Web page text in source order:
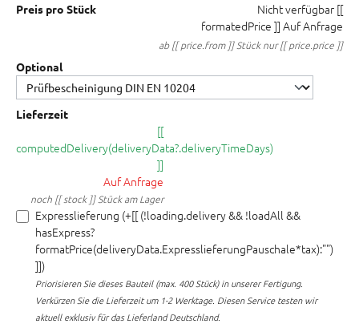
Preis pro Stück Nicht verfügbar [[
formatedPrice ]] Auf Anfrage
ab [[ price.from ]] Stück nur [[ price.price ]]
Optional
Lieferzeit
[[
computedDelivery(deliveryData?.deliveryTimeDays)
]]
Auf Anfrage
noch [[ stock ]] Stück am Lager
Expresslieferung (+[[ (!loading.delivery && !loadAll &&
hasExpress?
formatPrice(deliveryData.ExpresslieferungPauschale*tax):"")
]])
Priorisieren Sie dieses Bauteil (max. 400 Stück) in unserer Fertigung.
Verkürzen Sie die Lieferzeit um 1-2 Werktage. Diesen Service testen wir
aktuell exklusiv für das Lieferland Deutschland.